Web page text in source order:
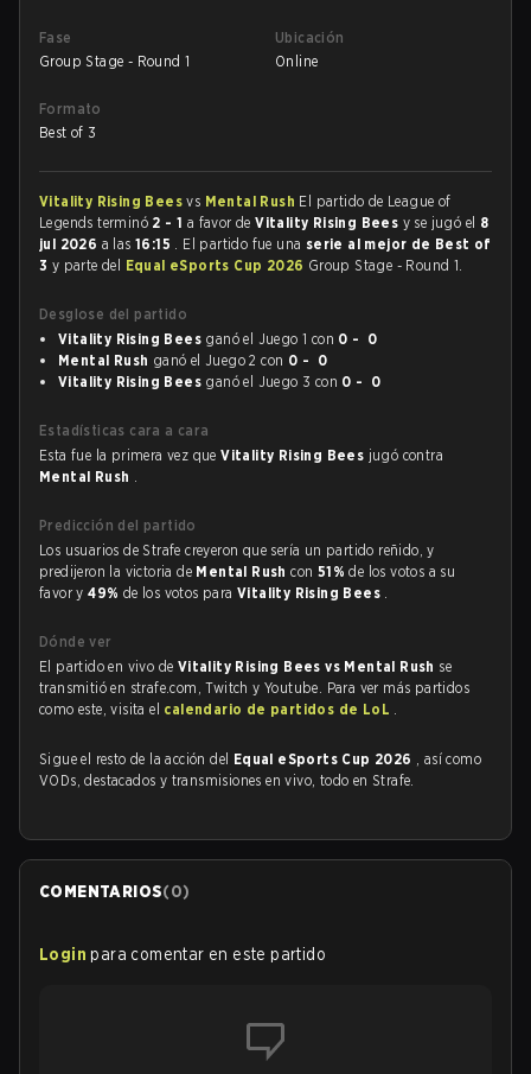
Fase
Group Stage - Round 1
Ubicación
Online
Formato
Best of 3
Vitality Rising Beesvs Mental Rush El partido de League of
Legends terminó 2 - 1 a favor deVitality Rising Bees y se jugó el 8
jul 2026 a las16:15 . El partido fue una serie al mejor de Best of
3 y parte del Equal eSports Cup 2026 Group Stage - Round 1.
Desglose del partido
Vitality Rising Bees ganó el Juego 1 con 0 - 0
Mental Rush ganó el Juego 2 con 0 - 0
Vitality Rising Bees ganó el Juego 3 con 0 - 0
Estadísticas cara a cara
Esta fue la primera vez queVitality Rising Bees jugó contra
Mental Rush .
Predicción del partido
Los usuarios de Strafe creyeron que sería un partido reñido, y
predijeron la victoria de Mental Rushcon 51%de los votos a su
favor y49% de los votos paraVitality Rising Bees .
Dónde ver
El partido en vivo de Vitality Rising Bees vs Mental Rush se
transmitió en strafe.com, Twitch y Youtube. Para ver más partidos
como este, visita el calendario de partidos de LoL .
Sigue el resto de la acción del Equal eSports Cup 2026 , así como
VODs, destacados y transmisiones en vivo, todo en Strafe.
COMENTARIOS(0)
Login para comentar en este partido